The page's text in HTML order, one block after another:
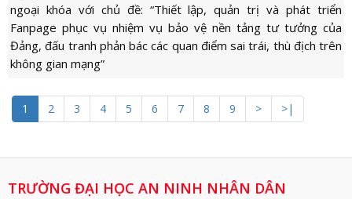
ngoại khóa với chủ đề: “Thiết lập, quản trị và phát triển
Fanpage phục vụ nhiệm vụ bảo vệ nền tảng tư tưởng của
Đảng, đấu tranh phản bác các quan điểm sai trái, thù địch trên
không gian mạng”
1 2 3 4 5 6 7 8 9 > >|
TRƯỜNG ĐẠI HỌC AN NINH NHÂN DÂN